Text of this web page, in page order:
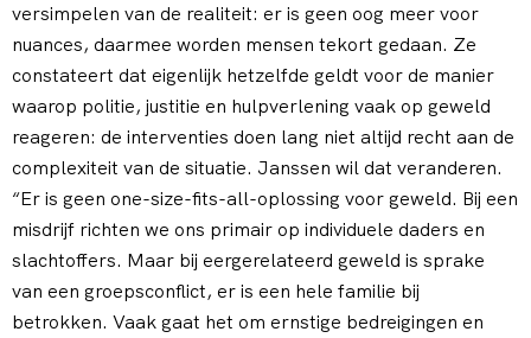
versimpelen van de realiteit: er is geen oog meer voor
nuances, daarmee worden mensen tekort gedaan. Ze
constateert dat eigenlijk hetzelfde geldt voor de manier
waarop politie, justitie en hulpverlening vaak op geweld
reageren: de interventies doen lang niet altijd recht aan de
complexiteit van de situatie. Janssen wil dat veranderen.
“Er is geen one-size-fits-all-oplossing voor geweld. Bij een
misdrijf richten we ons primair op individuele daders en
slachtoffers. Maar bij eergerelateerd geweld is sprake
van een groepsconflict, er is een hele familie bij
betrokken. Vaak gaat het om ernstige bedreigingen en